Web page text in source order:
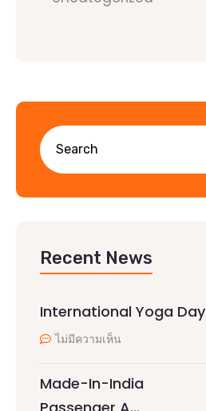
Recent News
International Yoga Day
ไม่มีความเห็น
Made-In-India